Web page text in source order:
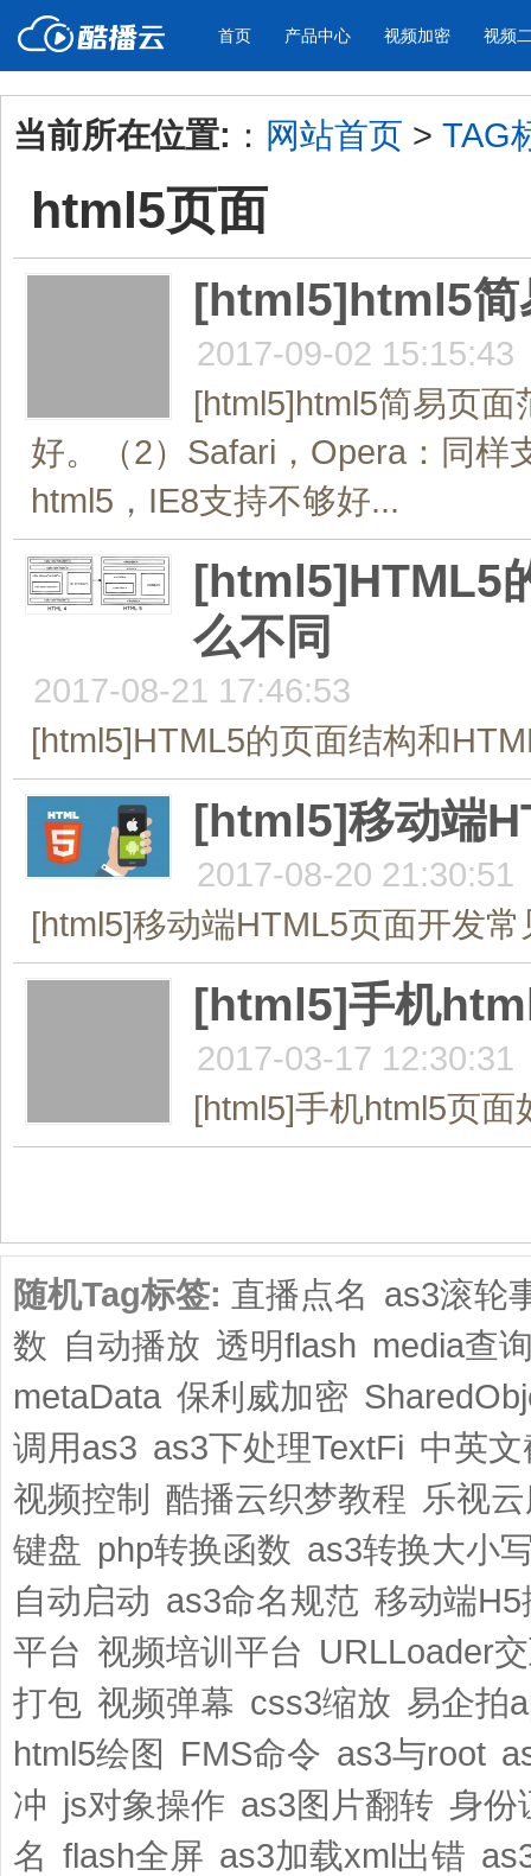
首页 产品中心
产品与新功能
视频加密防下载防录屏
防下载/防盗录/防录屏/防篡改
帮助企业视频
视频加密 视频
应用场景
企业宣传
工作汇报
年会节目
当前所在位置: ： 网站首页 > TAG
html5页面
[html5]html5简
2017-09-02 15:15:43
[html5]html5简易页
好。（2）Safari，Opera：同样
html5，IE8支持不够好...
[html5]HTML5
么不同
2017-08-21 17:46:53
[html5]HTML5的页面结构和
[html5]移动端
2017-08-20 21:30:51
[html5]移动端HTML5页面开发
[html5]手机
2017-03-17 12:30:31
[html5]手机html5页
随机Tag标签: 直播点名 as3滚轮
数 自动播放 透明flash media查
metaData 保利威加密
调用as3 as3下处理TextFi 中英
视频控制
酷播云织梦教程 乐视
键盘 php转换函数 as3转换大小
自动启动 as3命名规范 移动端H5
平台 视频培训平台 URLLoader
打包 视频弹幕 css3缩放 易企拍
html5绘图 FMS命令 as3与root
冲 js对象操作 as3图片翻转 身份
名 flash全屏 as3加载xml出错